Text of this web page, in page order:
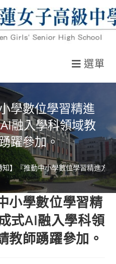
選單
學數位學習精進
融入學科領域教
躍參加。
知】『推動中小學數位學習精進方
小學數位學習精
式AI融入學科領
教師踴躍參加。